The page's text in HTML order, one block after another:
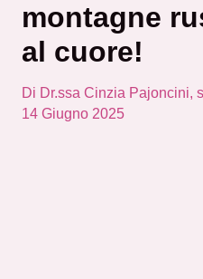
montagne
al cuore!
Di Dr.ssa Cinzia Pajoncini,
14 Giugno 2025